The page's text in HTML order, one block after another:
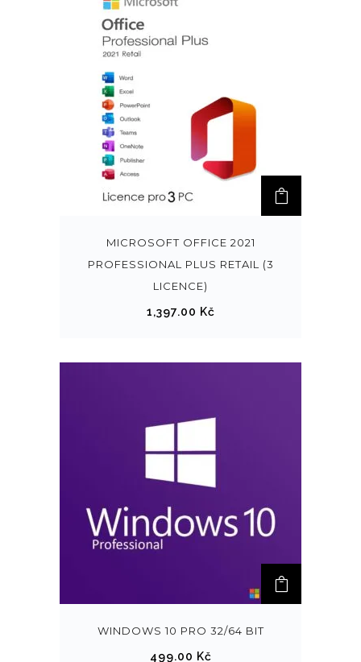
MICROSOFT OFFICE 2021
PROFESSIONAL PLUS RETAIL (3
LICENCE)
1,397.00 Kč
WINDOWS 10 PRO 32/64 BIT
499.00 Kč